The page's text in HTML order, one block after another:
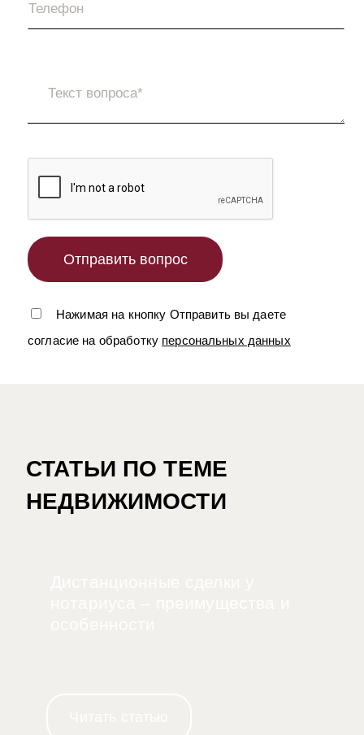
Нажимая на кнопку Отправить вы даете
согласие на обработку персональных данных
СТАТЬИ ПО ТЕМЕ
НЕДВИЖИМОСТИ